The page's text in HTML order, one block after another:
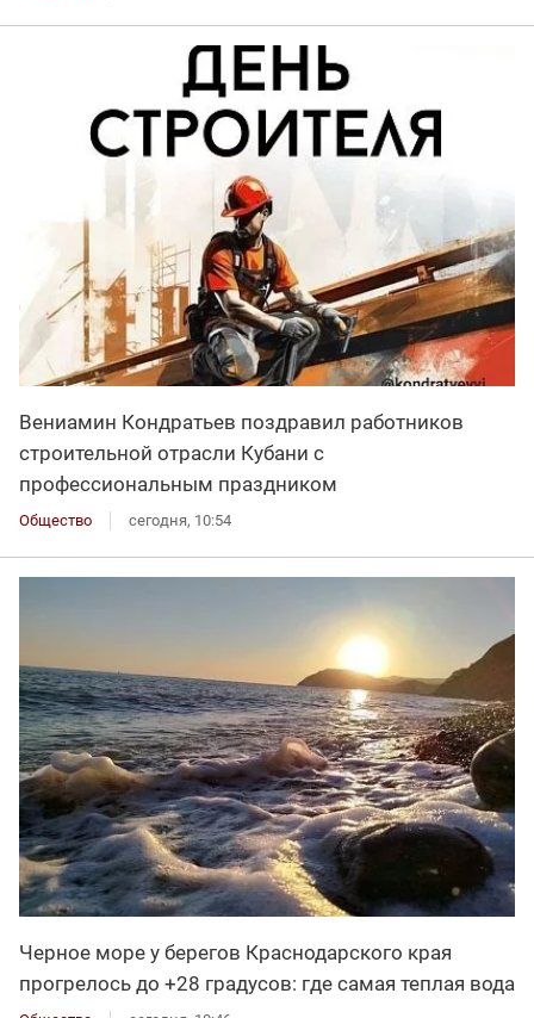
Вениамин Кондратьев поздравил работников
строительной отрасли Кубани с
профессиональным праздником
Общество сегодня, 10:54
Черное море у берегов Краснодарского края
прогрелось до +28 градусов: где самая теплая вода